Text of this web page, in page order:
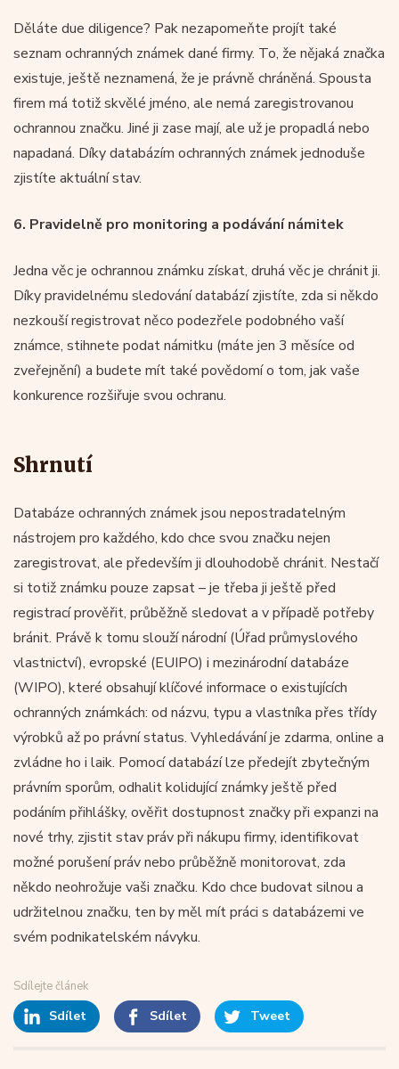
Děláte due diligence? Pak nezapomeňte projít také
seznam ochranných známek dané firmy. To, že nějaká značka
existuje, ještě neznamená, že je právně chráněná. Spousta
firem má totiž skvělé jméno, ale nemá zaregistrovanou
ochrannou značku. Jiné ji zase mají, ale už je propadlá nebo
napadaná. Díky databázím ochranných známek jednoduše
zjistíte aktuální stav.
6. Pravidelně pro monitoring a podávání námitek
Jedna věc je ochrannou známku získat, druhá věc je chránit ji.
Díky pravidelnému sledování databází zjistíte, zda si někdo
nezkouší registrovat něco podezřele podobného vaší
známce, stihnete podat námitku (máte jen 3 měsíce od
zveřejnění) a budete mít také povědomí o tom, jak vaše
konkurence rozšiřuje svou ochranu.
Shrnutí
Databáze ochranných známek jsou nepostradatelným
nástrojem pro každého, kdo chce svou značku nejen
zaregistrovat, ale především ji dlouhodobě chránit. Nestačí
si totiž známku pouze zapsat – je třeba ji ještě před
registrací prověřit, průběžně sledovat a v případě potřeby
bránit. Právě k tomu slouží národní (Úřad průmyslového
vlastnictví), evropské (EUIPO) i mezinárodní databáze
(WIPO), které obsahují klíčové informace o existujících
ochranných známkách: od názvu, typu a vlastníka přes třídy
výrobků až po právní status. Vyhledávání je zdarma, online a
zvládne ho i laik. Pomocí databází lze předejít zbytečným
právním sporům, odhalit kolidující známky ještě před
podáním přihlášky, ověřit dostupnost značky při expanzi na
nové trhy, zjistit stav práv při nákupu firmy, identifikovat
možné porušení práv nebo průběžně monitorovat, zda
někdo neohrožuje vaši značku. Kdo chce budovat silnou a
udržitelnou značku, ten by měl mít práci s databázemi ve
svém podnikatelském návyku.
Sdílejte článek
Sdílet Sdílet Tweet